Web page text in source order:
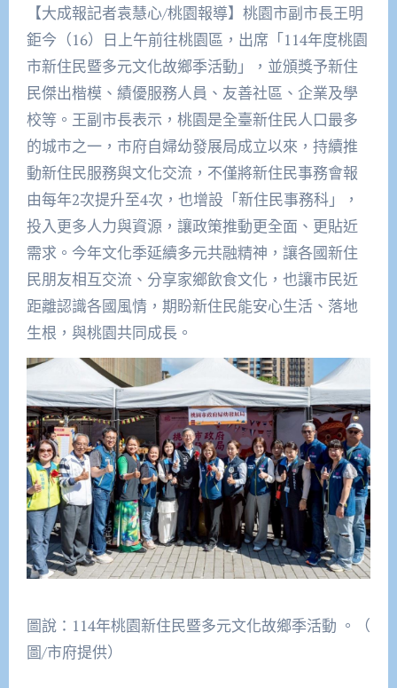
【大成報記者袁慧心/桃園報導】桃園市副市長王明
鉅今（16）日上午前往桃園區，出席「114年度桃園
市新住民暨多元文化故鄉季活動」，並頒獎予新住
民傑出楷模、績優服務人員、友善社區、企業及學
校等。王副市長表示，桃園是全臺新住民人口最多
的城市之一，市府自婦幼發展局成立以來，持續推
動新住民服務與文化交流，不僅將新住民事務會報
由每年2次提升至4次，也增設「新住民事務科」，
投入更多人力與資源，讓政策推動更全面、更貼近
需求。今年文化季延續多元共融精神，讓各國新住
民朋友相互交流、分享家鄉飲食文化，也讓市民近
距離認識各國風情，期盼新住民能安心生活、落地
生根，與桃園共同成長。
圖說：114年桃園新住民暨多元文化故鄉季活動 。（
圖/市府提供）